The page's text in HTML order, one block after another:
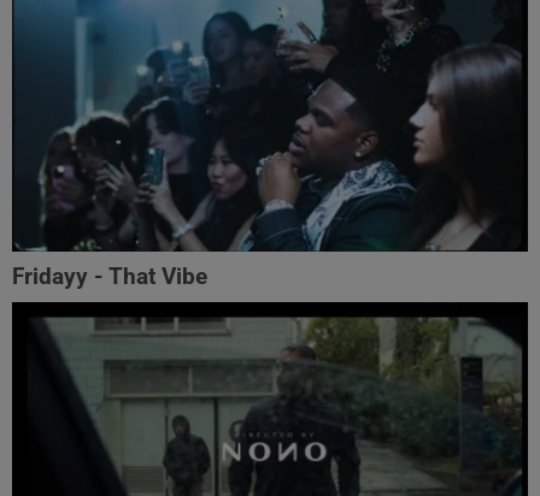
Fridayy - That Vibe